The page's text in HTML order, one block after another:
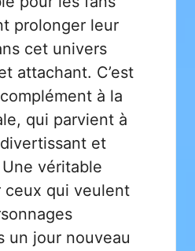
prolonger leur
cet univers
attachant. C’est
à la
qui parvient à
et
véritable
ceux qui veulent
un jour nouveau